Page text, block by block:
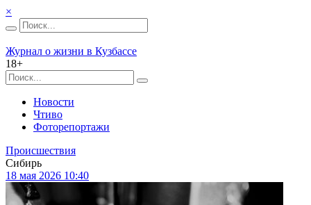
×
Журнал о жизни в Кузбассе
18+
Новости
Чтиво
Фоторепортажи
Происшествия
Сибирь
18 мая 2026 10:40